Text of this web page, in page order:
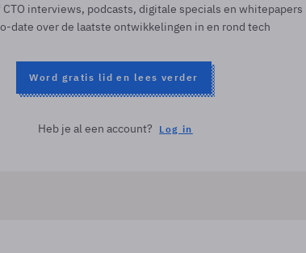
interviews, podcasts, digitale specials en whitepapers
date over de laatste ontwikkelingen in en rond tech
Word gratis lid en lees verder
Heb je al een account? Log in